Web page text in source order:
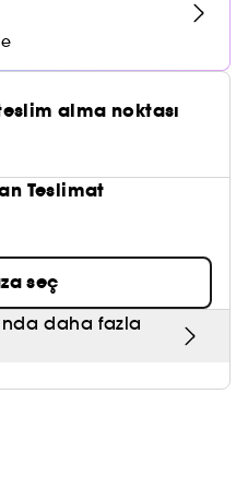
alma noktası
Teslimat
seç
daha fazla